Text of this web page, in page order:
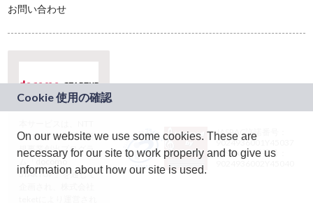
お問い合わせ
ドコモグループの新
規事業創出プログラ
ム「docomo
STARTUP」を通じて
JASRAC許諾番号：
9024936001Y45037
JASRAC許諾番号：
On our website we use some cookies. These are
necessary for our site to work properly and to give us
information about how our site is used.